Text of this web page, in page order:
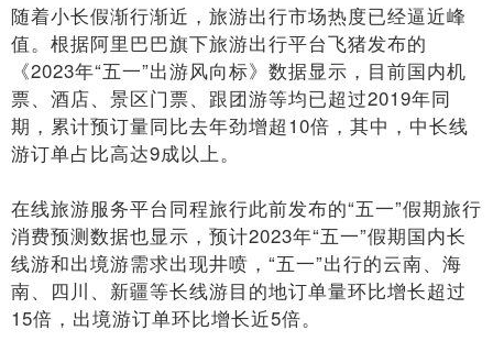
随着小长假渐行渐近，旅游出行市场热度已经逼近峰
值。根据阿里巴巴旗下旅游出行平台飞猪发布的
《2023年“五一”出游风向标》数据显示，目前国内机
票、酒店、景区门票、跟团游等均已超过2019年同
期，累计预订量同比去年劲增超10倍，其中，中长线
游订单占比高达9成以上。
在线旅游服务平台同程旅行此前发布的“五一”假期旅行
消费预测数据也显示，预计2023年“五一”假期国内长
线游和出境游需求出现井喷，“五一”出行的云南、海
南、四川、新疆等长线游目的地订单量环比增长超过
15倍，出境游订单环比增长近5倍。